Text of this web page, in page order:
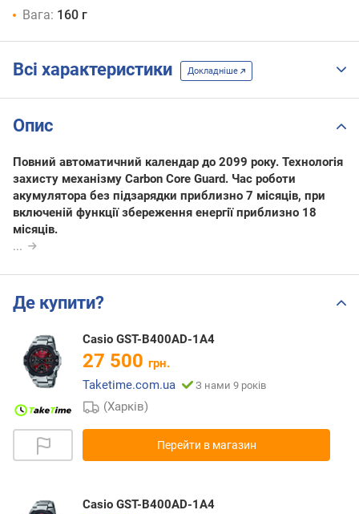
Вага: 160 г
Всі характеристики Докладніше
Опис
Повний автоматичний календар до 2099 року. Технологія
захисту механізму Carbon Core Guard. Час роботи
акумулятора без підзарядки приблизно 7 місяців, при
включеній функції збереження енергії приблизно 18
місяців.
...
Де купити?
Casio GST-B400AD-1A4
27 500 грн.
Taketime.com.ua
З нами 9 років
(Харків)
Перейти в магазин
Casio GST-B400AD-1A4